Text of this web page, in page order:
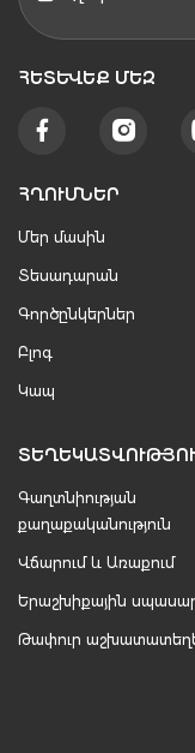
ՀԵՏԵՒԵՔ ՄԵԶ
ՀՂՈՒՄՆԵՐ
Մեր մասին
Տեսադարան
Գործընկերներ
Բլոգ
Կապ
Գաղտնիության
քաղաքականություն
Վճարում և Առաքում
Երաշխիքային
Թափուր